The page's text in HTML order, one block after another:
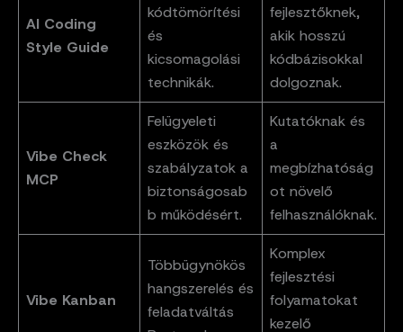
AI Coding
Style Guide
kódtömörítési
és
kicsomagolási
technikák.
fejlesztőknek,
akik hosszú
kódbázisokkal
dolgoznak.
Vibe Check
MCP
Felügyeleti
eszközök és
szabályzatok a
biztonságosab
b működésért.
Kutatóknak és
a
megbízhatóság
ot növelő
felhasználóknak.
Vibe Kanban
Többügynökös
hangszerelés és
feladatváltás
Komplex
fejlesztési
folyamatokat
kezelő